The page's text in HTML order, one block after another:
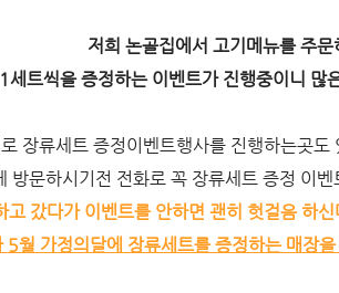
저희 논골집에서 고기메뉴를 주문
세트씩을 증정하는 이벤트가 진행중이니 많
장류세트 증정이벤트행사를 진행하는곳도
방문하시기전 전화로 꼭 장류세트 증정 이
고 갔다가 이벤트를 안하면 괜히 헛걸음 하
5월 가정의달에 장류세트를 증정하는 매장